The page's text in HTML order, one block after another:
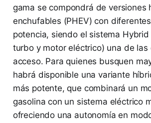
gama se compondrá de versiones
enchufables (PHEV) con
potencia, siendo el sistema Hybrid
turbo y motor eléctrico) una de las
acceso. Para quienes busquen
habrá disponible una variante
más potente, que combinará un
gasolina con un sistema eléctrico
ofreciendo una autonomía en